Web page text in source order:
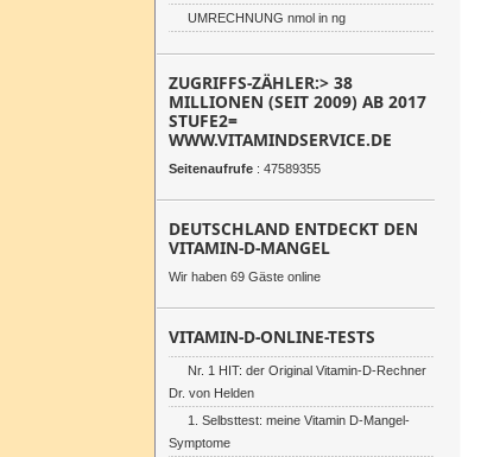
UMRECHNUNG nmol in ng
ZUGRIFFS-ZÄHLER:> 38
MILLIONEN (SEIT 2009) AB 2017
STUFE2=
WWW.VITAMINDSERVICE.DE
Seitenaufrufe : 47589355
DEUTSCHLAND ENTDECKT DEN
VITAMIN-D-MANGEL
Wir haben 69 Gäste online
VITAMIN-D-ONLINE-TESTS
Nr. 1 HIT: der Original Vitamin-D-Rechner
Dr. von Helden
1. Selbsttest: meine Vitamin D-Mangel-
Symptome